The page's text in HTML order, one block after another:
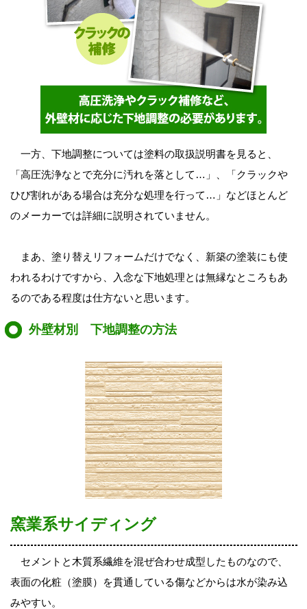
一方、下地調整については塗料の取扱説明書を見ると、
「高圧洗浄なとで充分に汚れを落として…」、「クラックや
ひび割れがある場合は充分な処理を行って…」などほとんど
のメーカーでは詳細に説明されていません。
まあ、塗り替えリフォームだけでなく、新築の塗装にも使
われるわけですから、入念な下地処理とは無縁なところもあ
るのである程度は仕方ないと思います。
外壁材別 下地調整の方法
窯業系サイディング
セメントと木質系繊維を混ぜ合わせ成型したものなので、
表面の化粧（塗膜）を貫通している傷などからは水が染み込
みやすい。